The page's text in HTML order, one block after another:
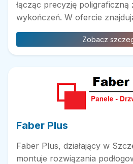
łącząc precyzję poligraficzną
wykończeń. W ofercie
Zobacz
Faber Plus
Faber Plus, działający w
montuje rozwiązania